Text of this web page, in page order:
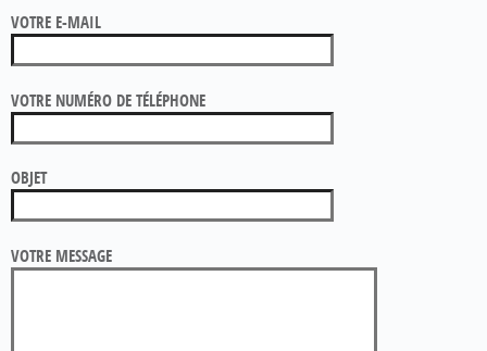
VOTRE E-MAIL
VOTRE NUMÉRO DE TÉLÉPHONE
OBJET
VOTRE MESSAGE